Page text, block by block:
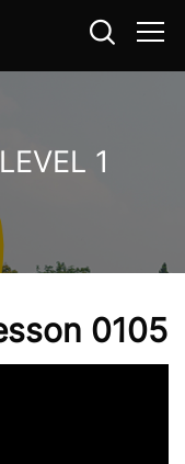
1
0105